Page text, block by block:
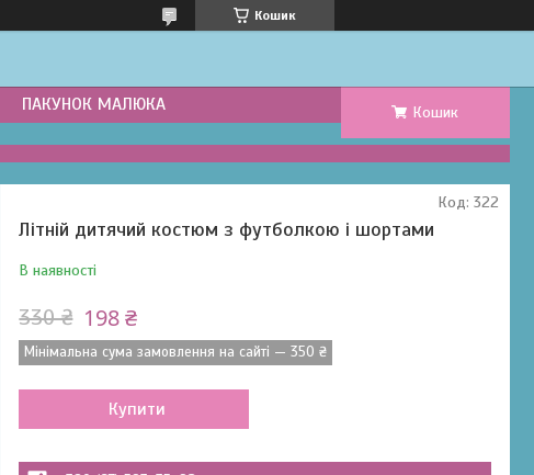
Кошик
ПАКУНОК МАЛЮКА Кошик
Літній дитячий костюм з футболкою і шортами
В наявності
Код: 322
330 ₴ 198 ₴
Мінімальна сума замовлення на сайті — 350 ₴
Купити